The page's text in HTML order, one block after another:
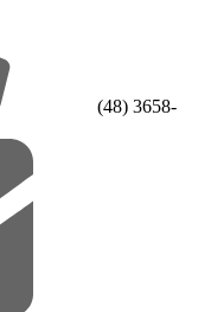
(48) 3658-